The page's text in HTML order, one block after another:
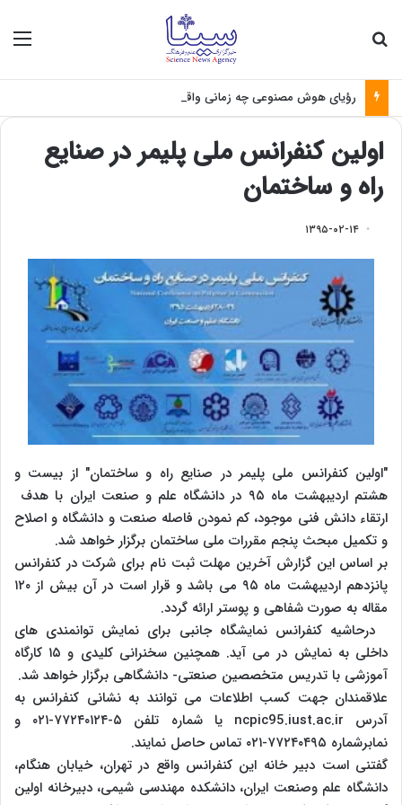
رؤیای هوش مصنوعی چه زمانی واقعی می‌شود؟
اولین کنفرانس ملی پلیمر در صنایع
راه و ساختمان
۱۳۹۵-۰۲-۱۴
"اولین کنفرانس ملی پلیمر در صنایع راه و ساختمان" از بیست و
هشتم اردیبهشت ماه ۹۵ در دانشگاه علم و صنعت ایران با هدف
ارتقاء دانش فنی موجود، کم نمودن فاصله صنعت و دانشگاه و اصلاح
و تکمیل مبحث پنجم مقررات ملی ساختمان برگزار خواهد شد.
بر اساس این گزارش آخرین مهلت ثبت نام برای شرکت در کنفرانس
پانزدهم اردیبهشت ماه ۹۵ می باشد و قرار است در آن بیش از ۱۲۰
مقاله به صورت شفاهی و پوستر ارائه گردد.
درحاشیه کنفرانس نمایشگاه جانبی برای نمایش توانمندی های
داخلی به نمایش در می آید. همچنین سخنرانی کلیدی و ۱۵ کارگاه
آموزشی با تدریس متخصصین صنعتی- دانشگاهی برگزار خواهد شد.
علاقمندان جهت کسب اطلاعات می توانند به نشانی کنفرانس به
آدرس ncpic95.iust.ac.ir یا شماره تلفن ۵-۷۷۲۴۰۱۲۴-۰۲۱ و
نمابرشماره ۷۷۲۴۰۴۹۵-۰۲۱ تماس حاصل نمایند.
گفتنی است دبیر خانه این کنفرانس واقع در تهران، خیابان هنگام،
دانشگاه علم وصنعت ایران، دانشکده مهندسی شیمی، دبیرخانه اولین